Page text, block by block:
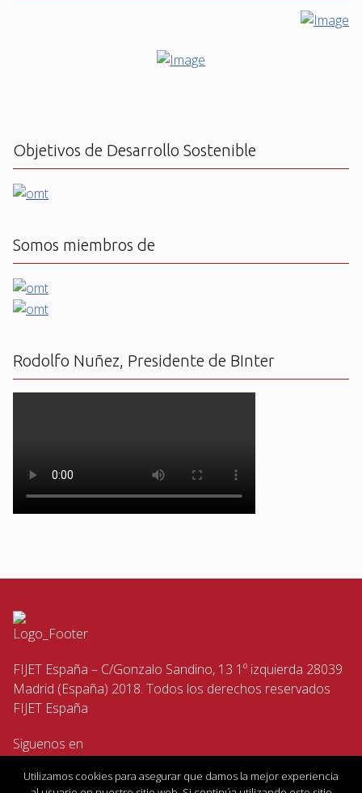
Objetivos de Desarrollo Sostenible
Somos miembros de
Rodolfo Nuñez, Presidente de BInter
FIJET España – C/Gonzalo Sandino, 13 1º izquierda 28039
Madrid (España) 2018. Todos los derechos reservados
FIJET España
Siguenos en
Utilizamos cookies para asegurar que damos la mejor experiencia